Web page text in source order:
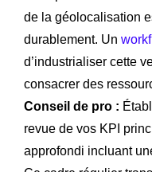
de la géolocalisation
durablement. Un
d’industrialiser cette
consacrer des
Conseil de pro :
revue de vos KPI
approfondi incluant